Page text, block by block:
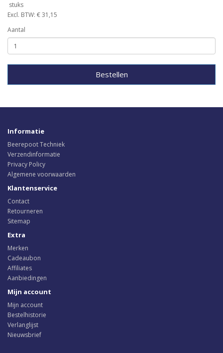
stuks
Excl. BTW: € 31,15
Aantal
Bestellen
Informatie
Beerepoot Techniek
Verzendinformatie
Privacy Policy
Algemene voorwaarden
Klantenservice
Contact
Retourneren
Sitemap
Extra
Merken
Cadeaubon
Affiliates
Aanbiedingen
Mijn account
Mijn account
Bestelhistorie
Verlanglijst
Nieuwsbrief